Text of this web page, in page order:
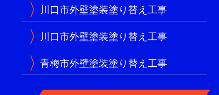
川口市外壁塗装塗り替え工事
川口市外壁塗装塗り替え工事
青梅市外壁塗装塗り替え工事